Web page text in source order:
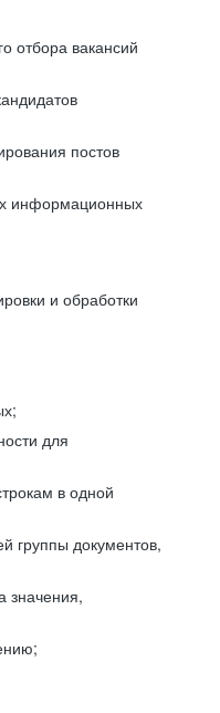
отбора вакансий
постов
информационных
и обработки
для
в одной
группы документов,
значения,